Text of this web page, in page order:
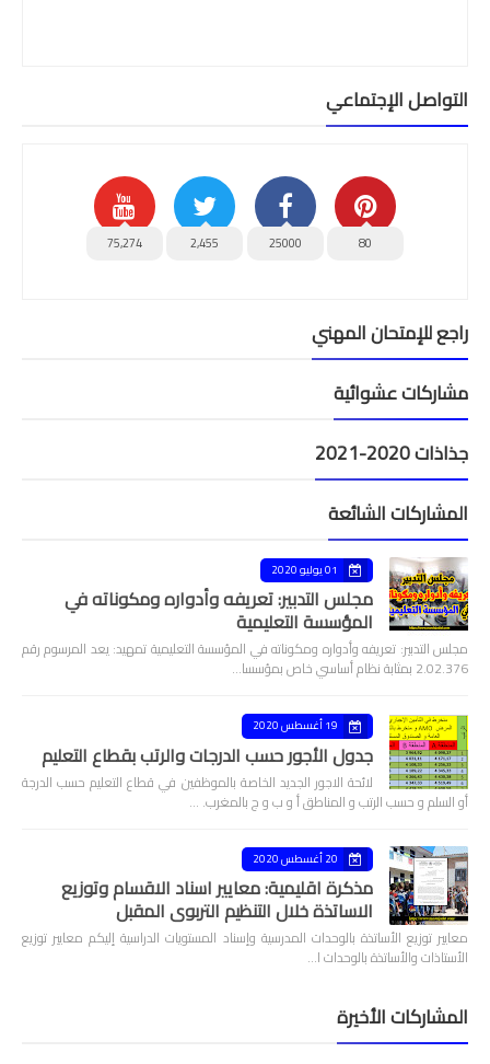
التواصل الإجتماعي
80
25000
2,455
75,274
راجع للإمتحان المهني
مشاركات عشوائية
جذاذات 2020-2021
المشاركات الشائعة
01 يوليو 2020
مجلس التدبير: تعريفه وأدواره ومكوناته في
المؤسسة التعليمية
مجلس التدبير: تعريفه وأدواره ومكوناته في المؤسسة التعليمية تمهيد: يعد المرسوم رقم
2.02.376 بمثابة نظام أساسي خاص بمؤسسا…
19 أغسطس 2020
جدول الأجور حسب الدرجات والرتب بقطاع التعليم
لائحة الاجور الجديد الخاصة بالموظفين في قطاع التعليم حسب الدرجة
أو السلم و حسب الرتب و المناطق أ و ب و ج بالمغرب. …
20 أغسطس 2020
مذكرة اقليمية: معايير اسناد الاقسام وتوزيع
الاساتذة خلال التنظيم التربوي المقبل
معايير توزيع الأساتذة بالوحدات المدرسية وإسناد المستويات الدراسية إليكم معايير توزيع
الأستاذات والأساتذة بالوحدات ا…
المشاركات الأخيرة